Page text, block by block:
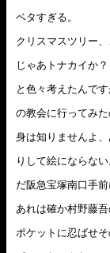
ベタすぎる。
クリスマスツリー、
じゃあトナカイか
と色々考えたんで
の教会に行ってみ
身は知りませんよ
りして絵にならな
だ阪急宝塚南口手
あれは確か村野藤
ポケットに忍ばせ